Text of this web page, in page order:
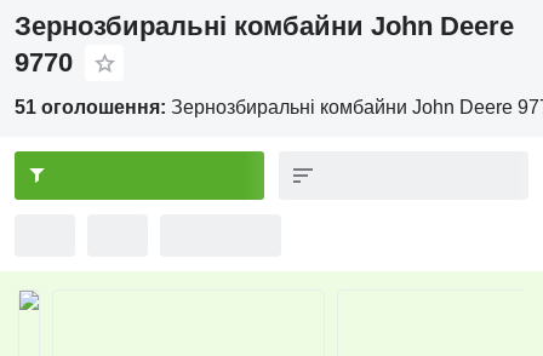
Зернозбиральні комбайни John Deere
9770
51 оголошення: Зернозбиральні комбайни John Deere